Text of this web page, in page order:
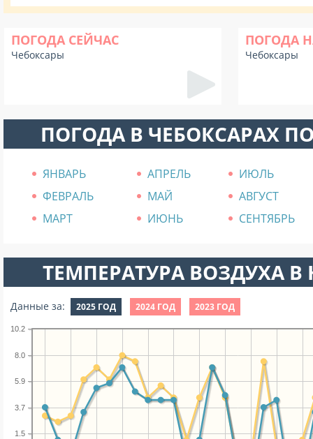
ПОГОДА СЕЙЧАС
Чебоксары
ПОГОДА
Чебоксары
ПОГОДА В ЧЕБОКСАРАХ
ЯНВАРЬ АПРЕЛЬ
ИЮЛЬ
ФЕВРАЛЬ
МАЙ
АВГУСТ
МАРТ
ИЮНЬ СЕНТЯБРЬ
ТЕМПЕРАТУРА ВОЗДУХА В
Данные за: 2025 ГОД 2024 ГОД 2023 ГОД
1.5
3.7
5.9
8.0
10.2